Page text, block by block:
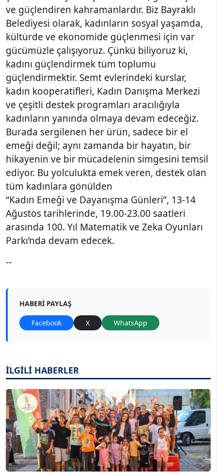
ve güçlendiren kahramanlardır. Biz Bayraklı
Belediyesi olarak, kadınların sosyal yaşamda,
kültürde ve ekonomide güçlenmesi için var
gücümüzle çalışıyoruz. Çünkü biliyoruz ki,
kadını güçlendirmek tüm toplumu
güçlendirmektir. Semt evlerindeki kurslar,
kadın kooperatifleri, Kadın Danışma Merkezi
ve çeşitli destek programları aracılığıyla
kadınların yanında olmaya devam edeceğiz.
Burada sergilenen her ürün, sadece bir el
emeği değil; aynı zamanda bir hayatın, bir
hikayenin ve bir mücadelenin simgesini temsil
ediyor. Bu yolculukta emek veren, destek olan
tüm kadınlara gönülden
“Kadın Emeği ve Dayanışma Günleri”, 13-14
Ağustos tarihlerinde, 19.00-23.00 saatleri
arasında 100. Yıl Matematik ve Zeka Oyunları
Parkı’nda devam edecek.
--
HABERI PAYLAŞ
Facebook X WhatsApp
İLGİLİ HABERLER